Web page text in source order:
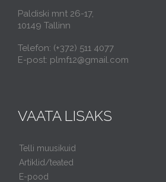
Paldiski mnt 26-17,
10149 Tallinn
Telefon: (+372) 511 4077
E-post: plmf12@gmail.com
VAATA LISAKS
Telli muusikuid
Artiklid/teated
E-pood